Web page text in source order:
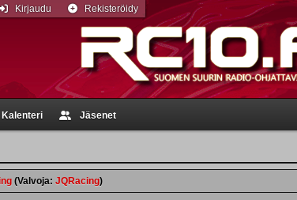
Kalenteri Jäsenet
Kirjaudu Rekisteröidy
(Valvoja: JQRacing)